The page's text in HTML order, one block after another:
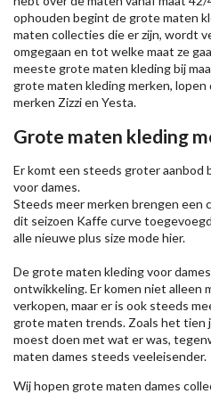
ophouden begint de grote maten
maten collecties die er zijn, wordt
omgegaan en tot welke maat ze
meeste grote maten kleding bij
grote maten kleding merken,
merken Zizzien Yesta.
Grote maten kleding
Er komt een steeds groter aanbod
voor dames.
Steeds meer merken brengen een
dit seizoen Kaffecurve
alle nieuweplus size modehier.
De grote maten kleding voor
ontwikkeling. Er komen niet alleen
verkopen, maar er is ook steeds
grote maten trends. Zoals het tien
moest doen met wat er was,
maten dames steeds veeleisender.
Wij hopen grote maten dames